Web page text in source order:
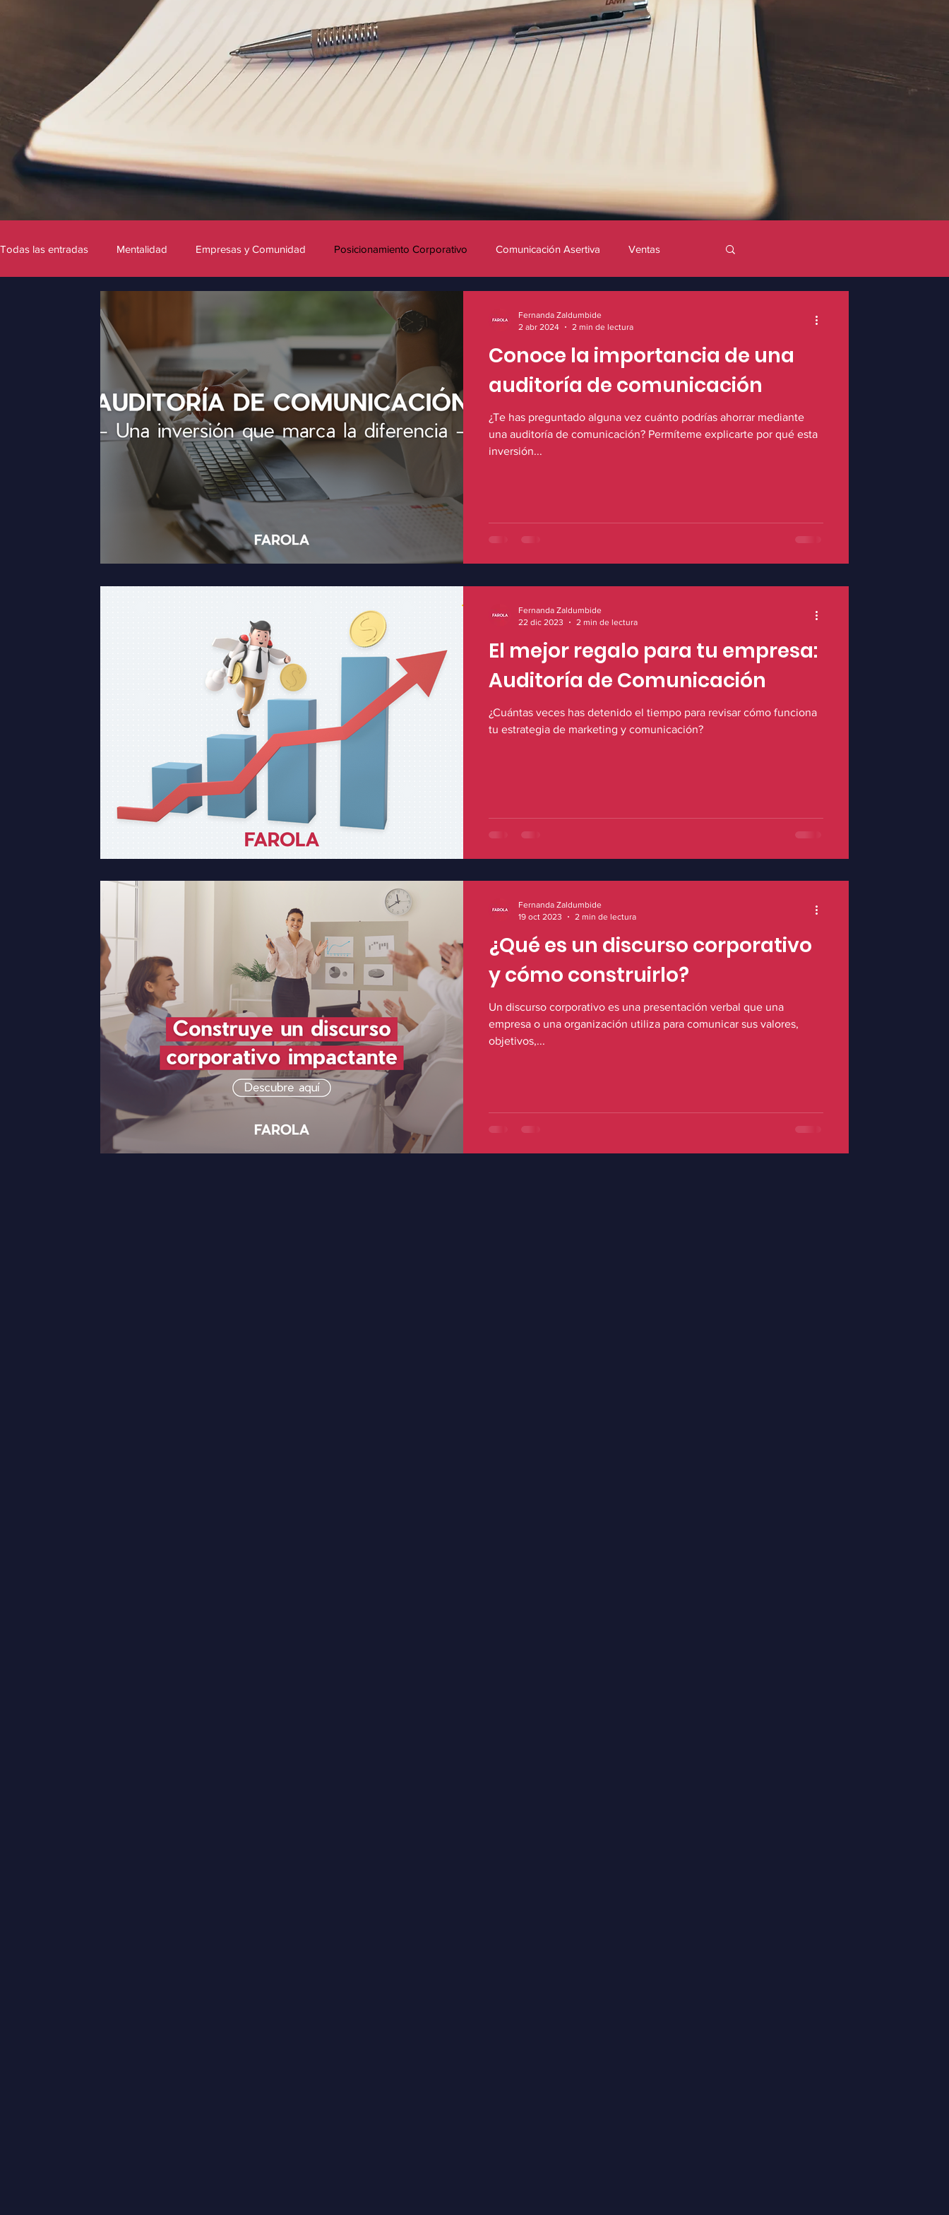
Todas las entradas Mentalidad Empresas y Comunidad Posicionamiento Corporativo Comunicación Asertiva Ventas
Influencers
Conoce la importancia de una
auditoría de comunicación
¿Te has preguntado alguna vez cuánto podrías ahorrar mediante
una auditoría de comunicación? Permíteme explicarte por qué esta
inversión...
Fernanda Zaldumbide
2 abr 2024
2 min de lectura
El mejor regalo para tu empresa:
Auditoría de Comunicación
¿Cuántas veces has detenido el tiempo para revisar cómo funciona
tu estrategia de marketing y comunicación?
Fernanda Zaldumbide
22 dic 2023
2 min de lectura
¿Qué es un discurso corporativo
y cómo construirlo?
Un discurso corporativo es una presentación verbal que una
empresa o una organización utiliza para comunicar sus valores,
objetivos,...
Fernanda Zaldumbide
19 oct 2023
2 min de lectura